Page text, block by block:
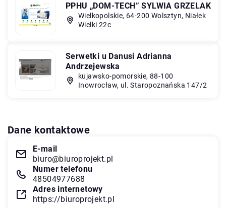
PPHU „DOM-TECH” SYLWIA GRZELAK
Wielkopolskie, 64-200 Wolsztyn, Niałek
Wielki 22c
Serwetki u Danusi Adrianna
Andrzejewska
kujawsko-pomorskie, 88-100
Inowrocław, ul. Staropoznańska 147/2
Dane kontaktowe
E-mail
biuro@biuroprojekt.pl
Numer telefonu
48504977688
Adres internetowy
https://biuroprojekt.pl